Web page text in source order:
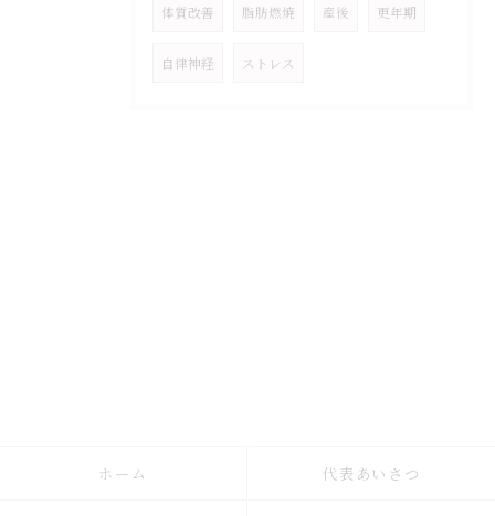
体質改善 脂肪燃焼 産後 更年期
自律神経 ストレス
ホーム 代表あいさつ